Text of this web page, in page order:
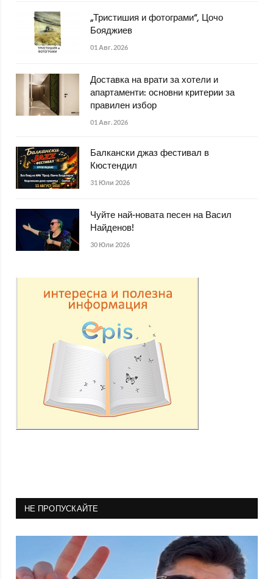
„Тристишия и фотограми“, Цочо
Бояджиев
01 Авг. 2026
Доставка на врати за хотели и
апартаменти: основни критерии за
правилен избор
01 Авг. 2026
Балкански джаз фестивал в
Кюстендил
31 Юли 2026
Чуйте най-новата песен на Васил
Найденов!
30 Юли 2026
НЕ ПРОПУСКАЙТЕ